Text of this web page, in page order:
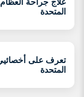
المتحدة
تعرف على أخصائيي
المتحدة